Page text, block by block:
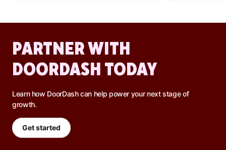
PARTNER WITH
DOORDASH TODAY
Learn how DoorDash can help power your next stage of
growth.
Get started